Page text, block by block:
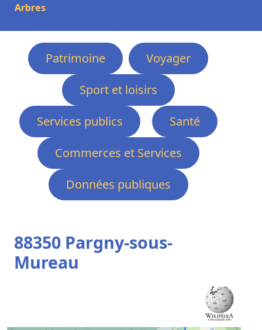
Arbres
Patrimoine
Voyager
Sport et loisirs
Services publics
Santé
Commerces et Services
Données publiques
88350 Pargny-sous-
Mureau